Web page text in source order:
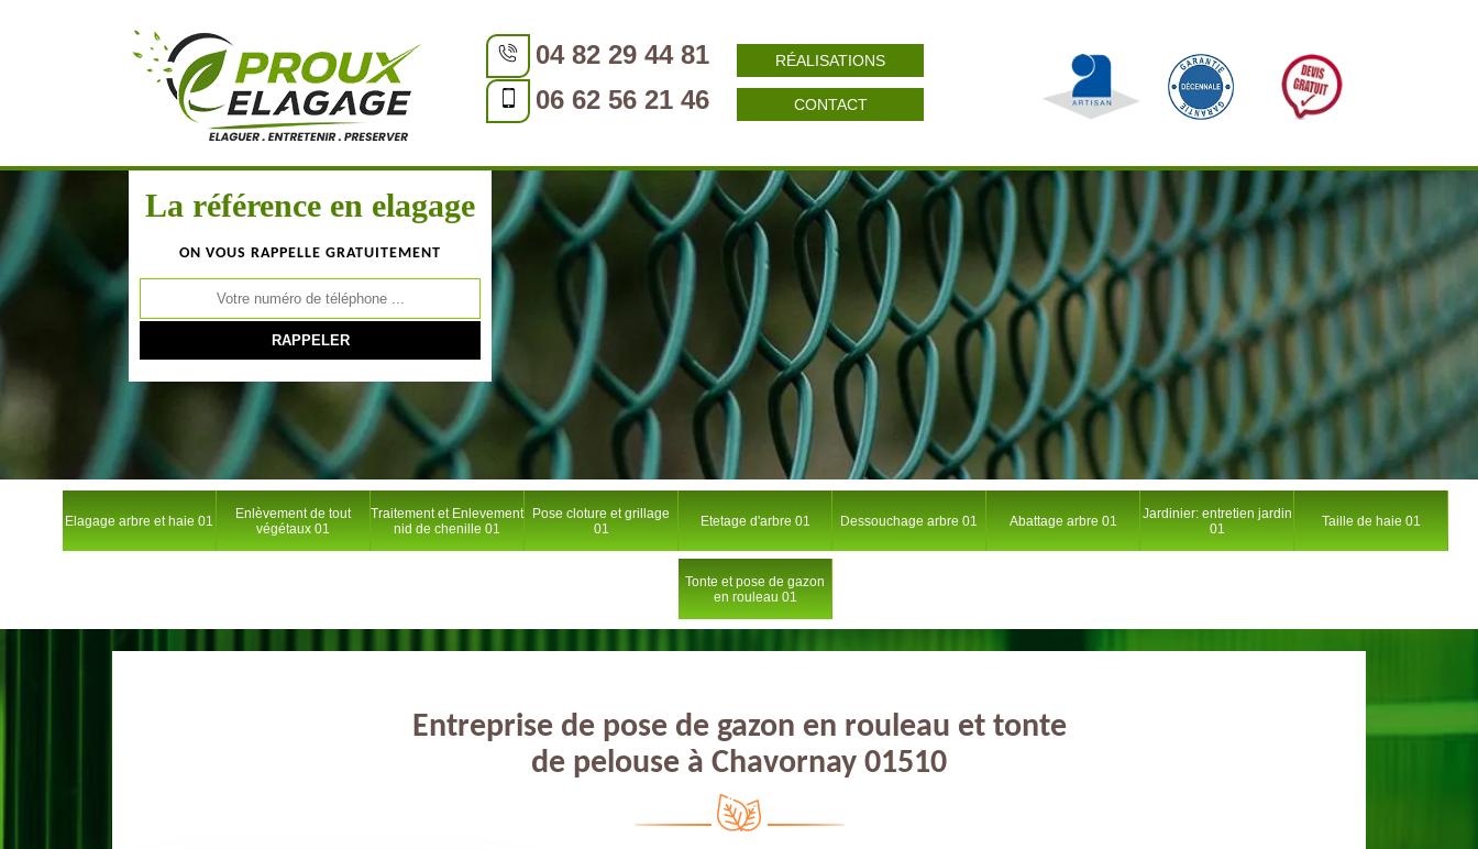
04 82 29 44 81
06 62 56 21 46
RÉALISATIONS
CONTACT
La référence en elagage
ON VOUS RAPPELLE GRATUITEMENT
Elagage arbre et haie 01
Enlèvement de tout
végétaux 01
Traitement et Enlevement
nid de chenille 01
Pose cloture et grillage
01
Etetage d'arbre 01 Dessouchage arbre 01 Abattage arbre 01
Jardinier: entretien jardin
01
Taille de haie 01
Tonte et pose de gazon
en rouleau 01
Entreprise de pose de gazon en rouleau et tonte
de pelouse à Chavornay 01510